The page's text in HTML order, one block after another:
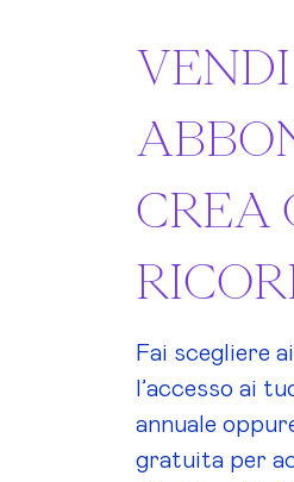
VENDI
CREA
Fai scegliere
l’accesso ai
annuale
gratuita per